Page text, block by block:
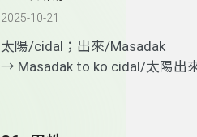
2025-10-21
太陽/cidal ；出來/Masadak
→ Masadak to ko cidal/太陽出